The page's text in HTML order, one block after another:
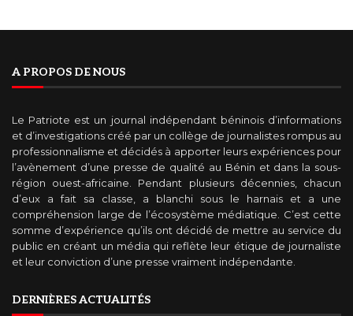
A PROPOS DE NOUS
Le Patriote est un journal indépendant béninois d’informations
et d’investigations créé par un collège de journalistes rompus au
professionnalisme et décidés à apporter leurs expériences pour
l’avènement d’une presse de qualité au Bénin et dans la sous-
région ouest-africaine. Pendant plusieurs décennies, chacun
d’eux a fait sa classe, a blanchi sous le harnais et a une
compréhension large de l’écosystème médiatique. C’est cette
somme d’expérience qu’ils ont décidé de mettre au service du
public en créant un média qui reflète leur étique de journaliste
et leur conviction d’une presse vraiment indépendante.
DERNIÈRES ACTUALITÉS